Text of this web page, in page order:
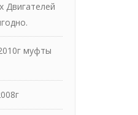
Двигателей
муфты